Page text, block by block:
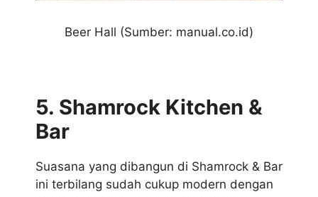
Beer Hall (Sumber: manual.co.id)
5. Shamrock Kitchen &
Bar
Suasana yang dibangun di Shamrock & Bar
ini terbilang sudah cukup modern dengan